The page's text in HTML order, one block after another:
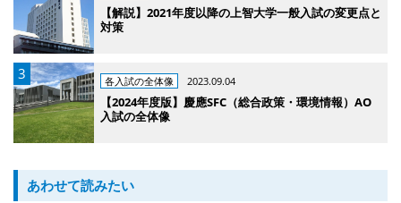
【解説】2021年度以降の上智大学一般入試の変更点と
対策
各入試の全体像 2023.09.04
【2024年度版】慶應SFC（総合政策・環境情報）AO
入試の全体像
あわせて読みたい